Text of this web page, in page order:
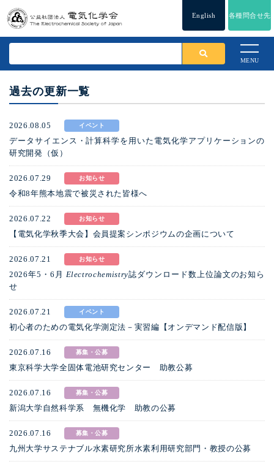
English 各種問合せ先
MENU
過去の更新一覧
2026.08.05 イベント
データサイエンス・計算科学を用いた電気化学アプリケーションの
研究開発（仮）
2026.07.29 お知らせ
令和8年熊本地震で被災された皆様へ
2026.07.22 お知らせ
【電気化学秋季大会】会員提案シンポジウムの企画について
2026.07.21 お知らせ
2026年5・6月 Electrochemistry誌ダウンロード数上位論文のお知ら
せ
2026.07.21 イベント
初心者のための電気化学測定法－実習編【オンデマンド配信版】
2026.07.16 募集・公募
東京科学大学全固体電池研究センター 助教公募
2026.07.16 募集・公募
新潟大学自然科学系 無機化学 助教の公募
2026.07.16 募集・公募
九州大学サステナブル水素研究所水素利用研究部門・教授の公募